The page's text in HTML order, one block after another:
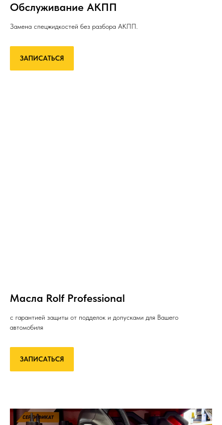
Обслуживание АКПП
Замена спецжидкостей без разбора АКПП.
ЗАПИСАТЬСЯ
Масла Rolf Professional
с гарантией защиты от подделок и допусками для Вашего
автомобиля
ЗАПИСАТЬСЯ